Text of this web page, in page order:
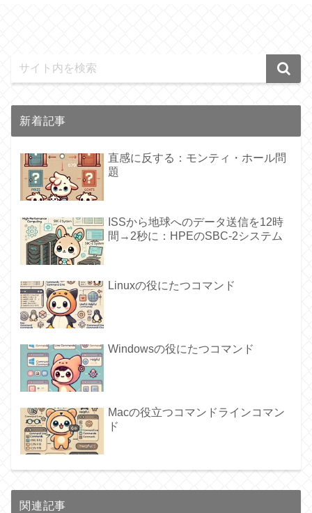
新着記事
直感に反する：モンティ・ホール問
題
ISSから地球へのデータ送信を12時
間→2秒に：HPEのSBC-2システム
Linuxの役にたつコマンド
Windowsの役にたつコマンド
Macの役立つコマンドラインコマン
ド
関連記事